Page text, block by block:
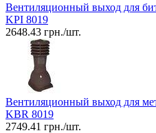
Вентиляционный выход для
KPI 8019
2648.43 грн./шт.
Вентиляционный выход для
KBR 8019
2749.41 грн./шт.